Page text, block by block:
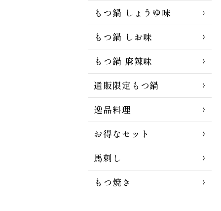
もつ鍋 しょうゆ味
もつ鍋 しお味
もつ鍋 麻辣味
通販限定もつ鍋
逸品料理
お得なセット
馬刺し
もつ焼き